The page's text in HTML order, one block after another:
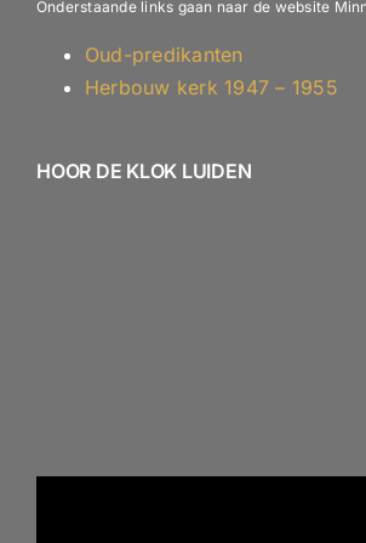
Onderstaande links gaan naar de website
Oud-predikanten
Herbouw kerk 1947 – 1955
HOOR DE KLOK LUIDEN